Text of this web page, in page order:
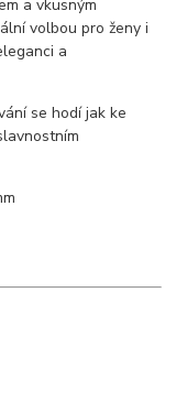
a vkusným
volbou pro ženy i
a
se hodí jak ke